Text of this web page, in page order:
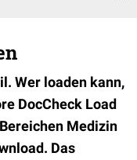
Wer loaden kann,
DocCheck Load
Medizin
Das